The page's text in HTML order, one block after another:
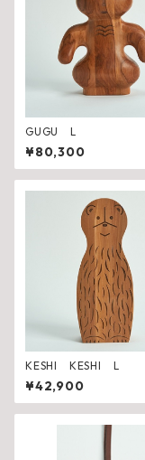
GUGU L
¥80,300
KESHI KESHI L
¥42,900